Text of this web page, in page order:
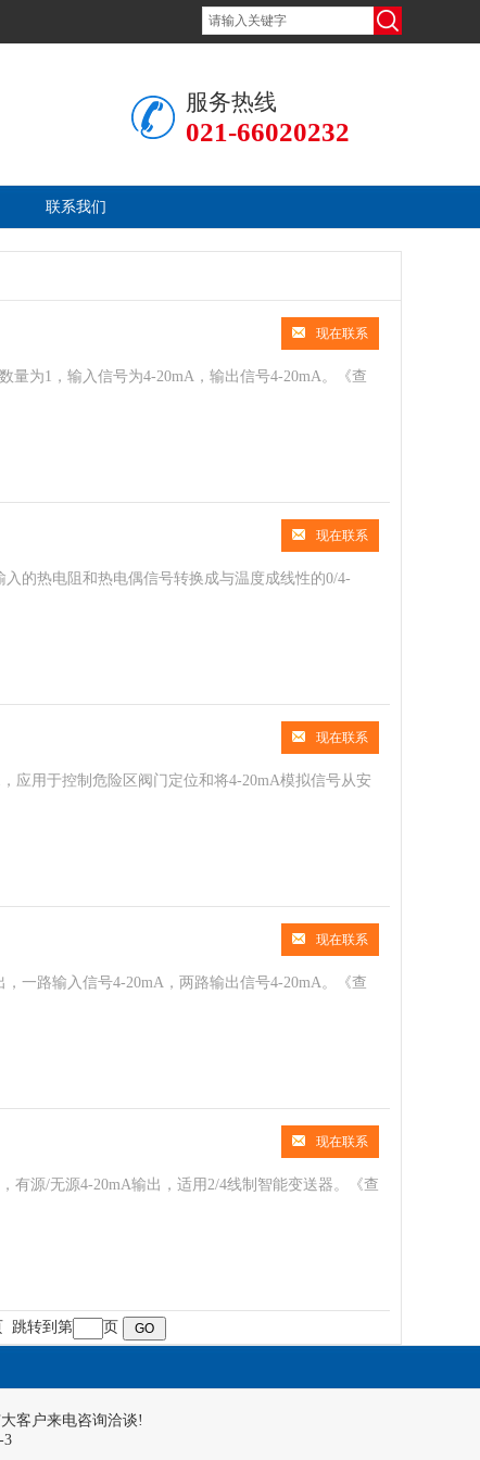
服务热线
021-66020232
联系我们
现在联系
为1，输入信号为4-20mA，输出信号4-20mA。
《查
现在联系
的热电阻和热电偶信号转换成与温度成线性的0/4-
现在联系
应用于控制危险区阀门定位和将4-20mA模拟信号从安
现在联系
一路输入信号4-20mA，两路输出信号4-20mA。
《查
现在联系
有源/无源4-20mA输出，适用2/4线制智能变送器。
《查
跳转到第 页
客户来电咨询洽谈!
3